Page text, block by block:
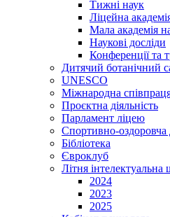
Тижні наук
Ліцейна
Мала академія
Наукові досліди
Конференції та
Дитячий ботанічний
UNESCO
Міжнародна
Проєктна діяльність
Парламент ліцею
Спортивно-оздоровча
Бібліотека
Євроклуб
Літня інтелектуальна
2024
2023
2025